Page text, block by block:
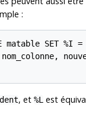
:
matable SET %I
, et %Lest